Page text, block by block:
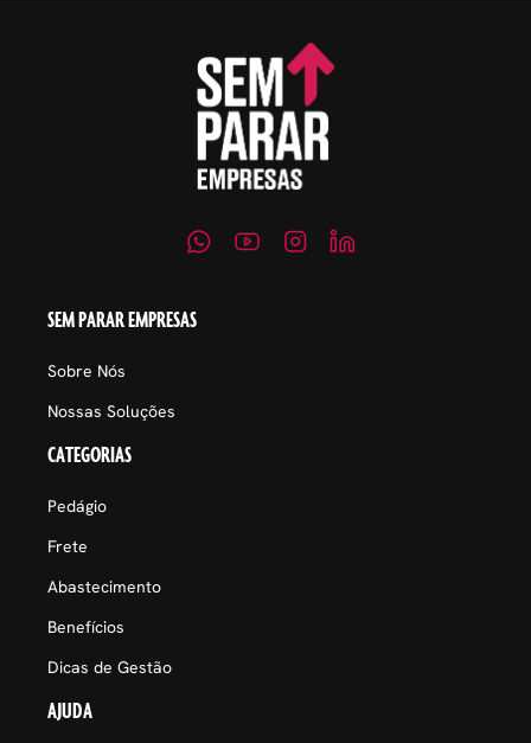
SEM PARAR EMPRESAS
Sobre Nós
Nossas Soluções
CATEGORIAS
Pedágio
Frete
Abastecimento
Benefícios
Dicas de Gestão
AJUDA